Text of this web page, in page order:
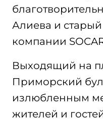
Алиева и
компании
Выходящий на
Приморский
излюбленным
жителей и